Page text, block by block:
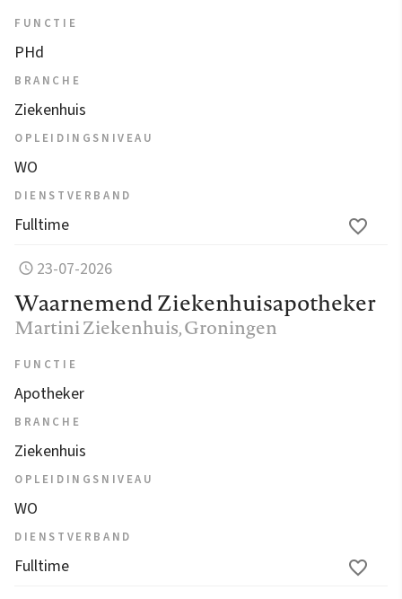
FUNCTIE
PHd
BRANCHE
Ziekenhuis
OPLEIDINGSNIVEAU
WO
DIENSTVERBAND
Fulltime
23-07-2026
Waarnemend Ziekenhuisapotheker
Martini Ziekenhuis, Groningen
FUNCTIE
Apotheker
BRANCHE
Ziekenhuis
OPLEIDINGSNIVEAU
WO
DIENSTVERBAND
Fulltime